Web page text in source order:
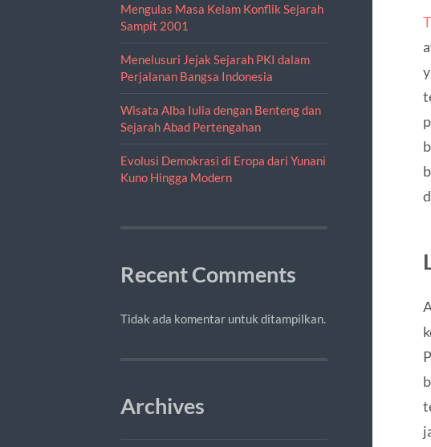
Mengulas Masa Kelam Konflik Sejarah
Sampit 2001
Menelusuri Jejak Sejarah PKI dalam
Perjalanan Bangsa Indonesia
Wisata Alba Iulia dengan Benteng dan
Sejarah Abad Pertengahan
Evolusi Demokrasi di Eropa dari Yunani
Kuno Hingga Modern
Recent Comments
Tidak ada komentar untuk ditampilkan.
Archives